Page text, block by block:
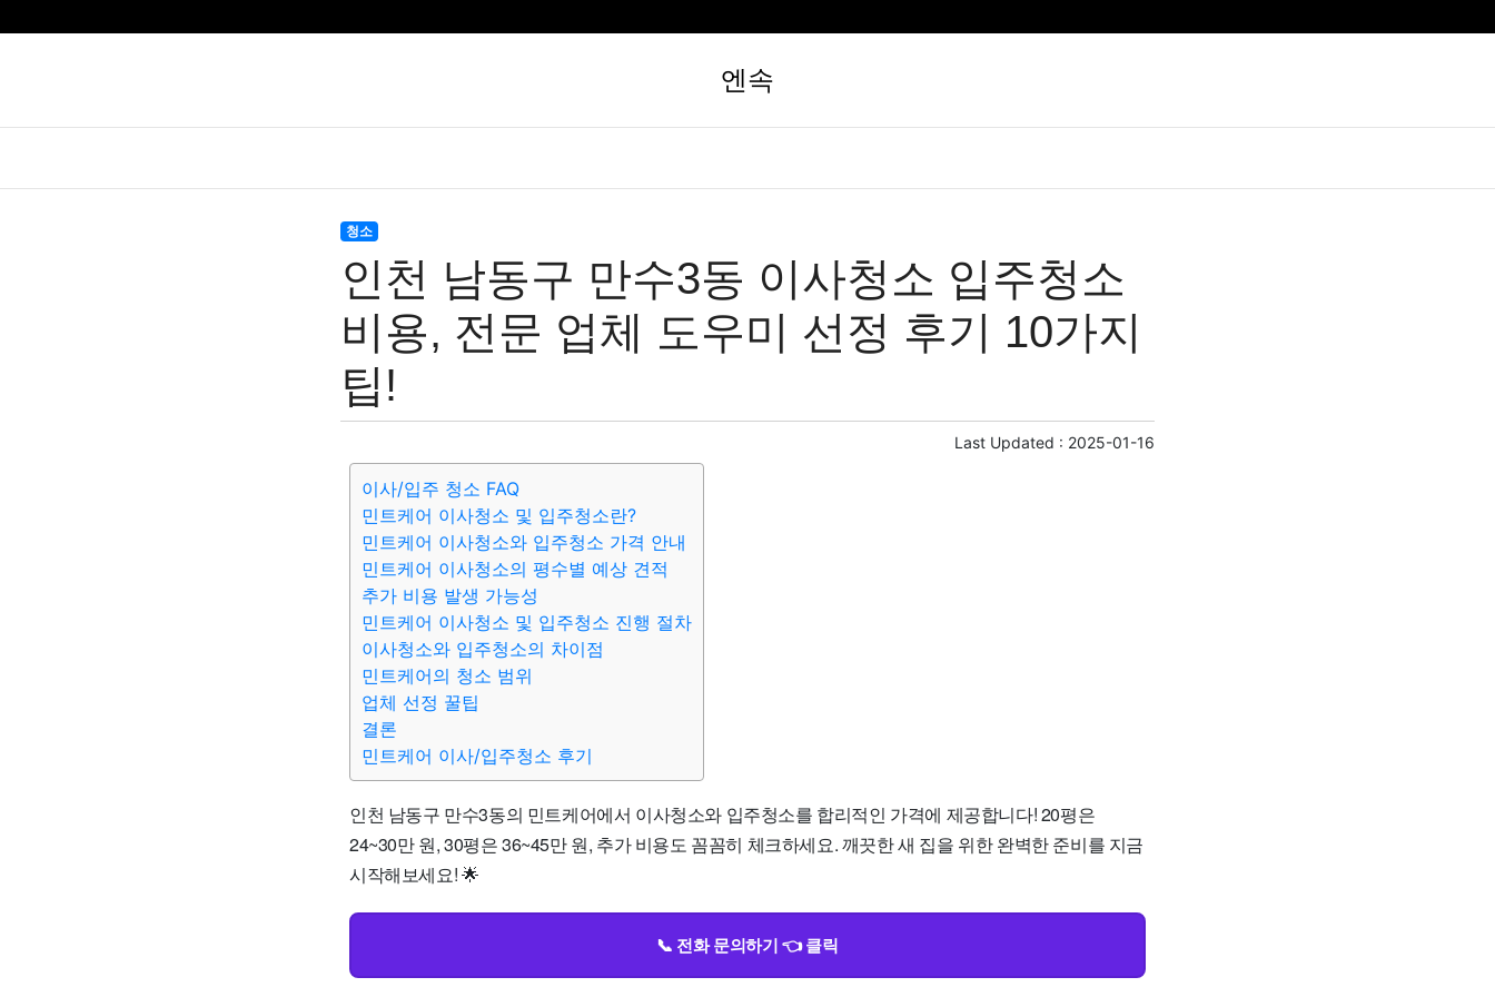
엔속
청소
인천 남동구 만수3동 이사청소 입주청소
비용, 전문 업체 도우미 선정 후기 10가지
팁!
Last Updated : 2025-01-16
이사/입주 청소 FAQ
민트케어 이사청소 및 입주청소란?
민트케어 이사청소와 입주청소 가격 안내
민트케어 이사청소의 평수별 예상 견적
추가 비용 발생 가능성
민트케어 이사청소 및 입주청소 진행 절차
이사청소와 입주청소의 차이점
민트케어의 청소 범위
업체 선정 꿀팁
결론
민트케어 이사/입주청소 후기
인천 남동구 만수3동의 민트케어에서 이사청소와 입주청소를 합리적인 가격에 제공합니다! 20평은
24~30만 원, 30평은 36~45만 원, 추가 비용도 꼼꼼히 체크하세요. 깨끗한 새 집을 위한 완벽한 준비를 지금
시작해보세요! 🌟
📞 전화 문의하기 👈 클릭